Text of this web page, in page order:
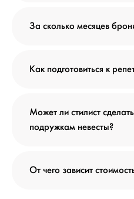
За сколько месяцев
Как подготовиться к
Может ли стилист
подружкам невесты?
От чего зависит